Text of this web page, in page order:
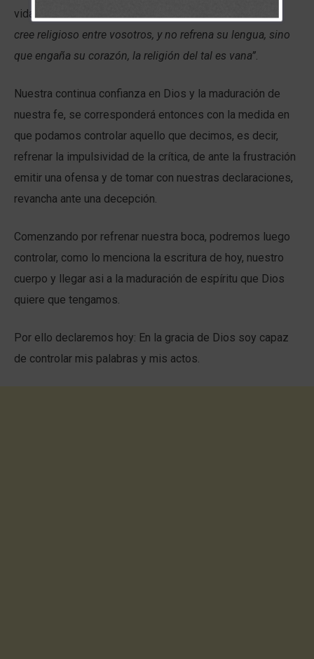
vidas. En tal pasaje las escrituras dictan:
cree religioso entre vosotros, y no refrena su lengua, sino
que engaña su corazón, la religión del tal es vana”
Nuestra continua confianza en Dios y la maduración de
nuestra fe, se corresponderá entonces con la medida en
que podamos controlar aquello que decimos, es decir,
refrenar la impulsividad de la crítica, de ante la frustración
emitir una ofensa y de tomar con nuestras declaraciones,
revancha ante una decepción.
Comenzando por refrenar nuestra boca, podremos luego
controlar, como lo menciona la escritura de hoy, nuestro
cuerpo y llegar asi a la maduración de espíritu que Dios
quiere que tengamos.
Por ello declaremos hoy: En la gracia de Dios soy capaz
de controlar mis palabras y mis actos.